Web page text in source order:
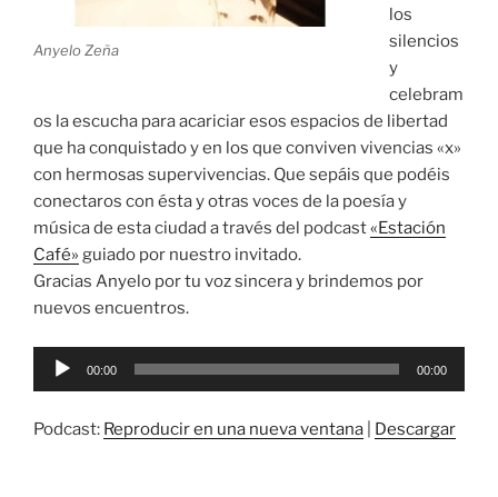
Anyelo Zeña
los
silencios
y
celebram
os la escucha para acariciar esos espacios de libertad
que ha conquistado y en los que conviven vivencias «x»
con hermosas supervivencias. Que sepáis que podéis
conectaros con ésta y otras voces de la poesía y
música de esta ciudad a través del podcast«Estación
Café» guiado por nuestro invitado.
Gracias Anyelo por tu voz sincera y brindemos por
nuevos encuentros.
Reproductor
00:00 00:00
Podcast: Reproducir en una nueva ventana Descargar